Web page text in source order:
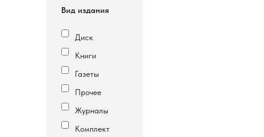
Вид издания
Диск
Книги
Газеты
Прочее
Журналы
Комплект